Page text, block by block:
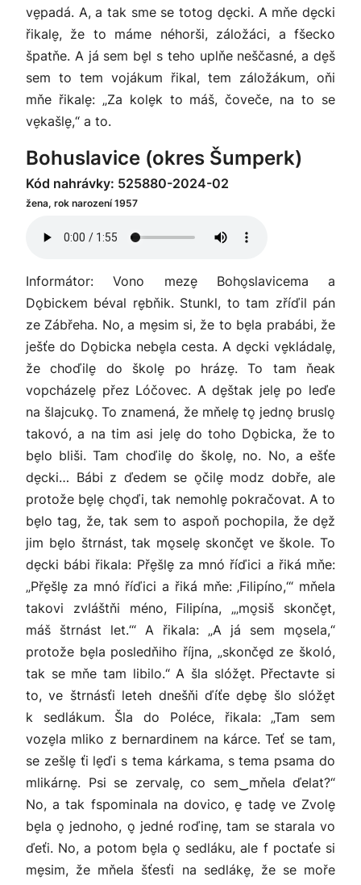
ve̬padá. A, a tak sme se totog de̬cki. A mňe de̬cki
řikale̬, že to máme néhorši, záložáci, a fšecko
špatňe. A já sem be̬l s teho uplňe neščasné, a de̬š
sem to tem vojákum řikal, tem záložákum, oňi
mňe řikale̬: „Za kole̬k to máš, čoveče, na to se
ve̬kašle̬,“ a to.
Bohuslavice (okres Šumperk)
Kód nahrávky: 525880-2024-02
žena, rok narození 1957
Informátor: Vono meze̬ Boho̬slavicema a
Do̬bickem béval re̬bňik. Stunkl, to tam zříďil pán
ze Zábřeha. No, a me̬sim si, že to be̬la prabábi, že
ješťe do Do̬bicka nebe̬la cesta. A de̬cki ve̬kládale̬,
že choďile̬ do škole̬ po hráze̬. To tam ňeak
vopcházele̬ přez Lóčovec. A de̬štak jele̬ po leďe
na šlajcuko̬. To znamená, že mňele̬ to̬ jedno̬ bruslo̬
takovó, a na tim asi jele̬ do toho Do̬bicka, že to
be̬lo bliši. Tam choďile̬ do škole̬, no. No, a ešťe
de̬cki… Bábi z ďedem se o̬čile̬ modz dobře, ale
protože be̬le̬ cho̬ďi, tak nemohle̬ pokračovat. A to
be̬lo tag, že, tak sem to aspoň pochopila, že de̬ž
jim be̬lo štrnást, tak mo̬sele̬ skonče̬t ve škole. To
de̬cki bábi řikala: Pře̬šle̬ za mnó říďici a řiká mňe:
„Pře̬šle̬ za mnó říďici a řiká mňe: ‚Filipíno,‘“ mňela
takovi zvláštňi méno, Filipína, „‚mo̬siš skonče̬t,
máš štrnást let.‘“ A řikala: „A já sem mo̬sela,“
protože be̬la posledňiho října, „skonče̬d ze školó,
tak se mňe tam libilo.“ A šla slóže̬t. Přectavte si
to, ve štrnásťi leteh dnešňi ďíťe de̬be̬ šlo slóže̬t
k sedlákum. Šla do Poléce, řikala: „Tam sem
voze̬la mliko z bernardinem na kárce. Teť se tam,
se zešle̬ ťi le̬ďi s tema kárkama, s tema psama do
mlikárne̬. Psi se zervale̬, co sem‿mňela ďelat?“
No, a tak fspominala na dovico, e̬ tade̬ ve Zvole̬
be̬la o̬ jednoho, o̬ jedné roďine̬, tam se starala vo
ďeťi. No, a potom be̬la o̬ sedláku, ale f poctaťe si
me̬sim, že mňela šťesťi na sedláke̬, že se moře